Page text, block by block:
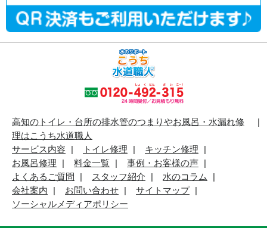
高知のトイレ・台所の排水管のつまりやお風呂・水漏れ修
理はこうち水道職人
サービス内容
トイレ修理
キッチン修理
お風呂修理
料金一覧
事例・お客様の声
よくあるご質問
スタッフ紹介
水のコラム
会社案内
お問い合わせ
サイトマップ
ソーシャルメディアポリシー